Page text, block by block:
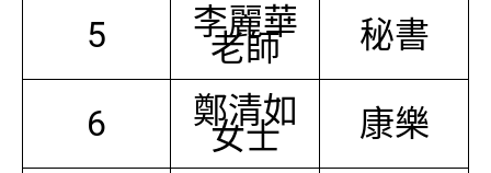
5 李麗華
老師 秘書
6 鄭清如
女士 康樂